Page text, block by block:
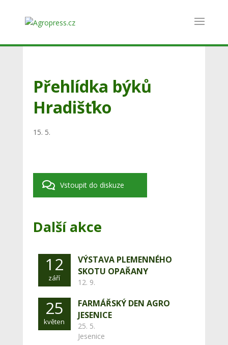
Přehlídka býků
Hradišťko
15. 5.
Vstoupit do diskuze
Další akce
12
září
VÝSTAVA PLEMENNÉHO
SKOTU OPAŘANY
12. 9.
25
květen
FARMÁŘSKÝ DEN AGRO
JESENICE
25. 5.
Jesenice